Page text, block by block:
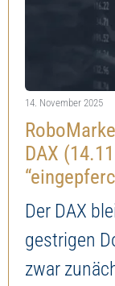
14. November 2025
DAX
Der DAX
gestrigen
zwar